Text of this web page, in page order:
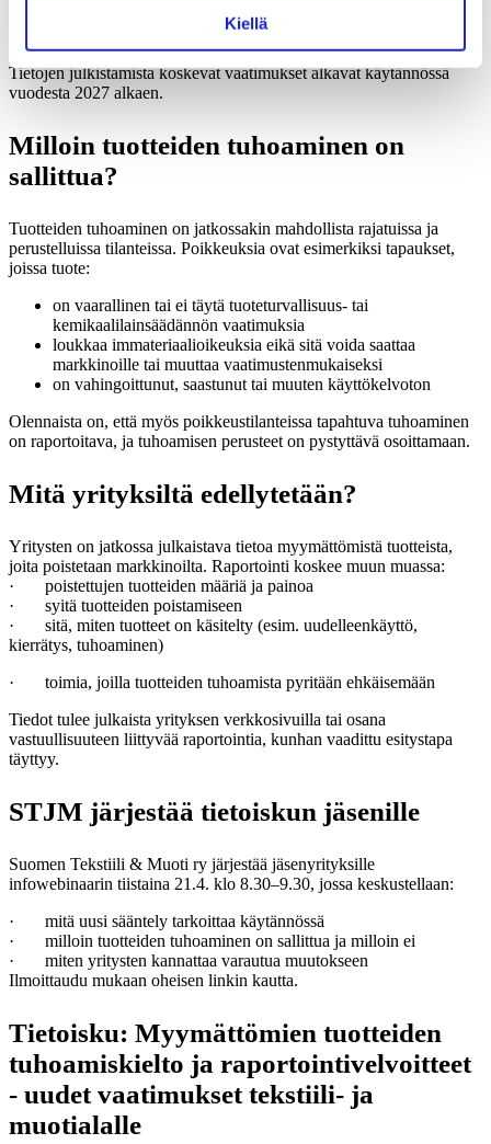
Kiellä
Keskisuuret yritykset: velvoitteet alkavat 19.7.2030
Mikro- ja pienyritykset: rajattu velvoitteiden ulkopuolelle
Tietojen julkistamista koskevat vaatimukset alkavat käytännössä
vuodesta 2027 alkaen.
Milloin tuotteiden tuhoaminen on
sallittua?
Tuotteiden tuhoaminen on jatkossakin mahdollista rajatuissa ja
perustelluissa tilanteissa. Poikkeuksia ovat esimerkiksi tapaukset,
joissa tuote:
on vaarallinen tai ei täytä tuoteturvallisuus- tai
kemikaalilainsäädännön vaatimuksia
loukkaa immateriaalioikeuksia eikä sitä voida saattaa
markkinoille tai muuttaa vaatimustenmukaiseksi
on vahingoittunut, saastunut tai muuten käyttökelvoton
Olennaista on, että myös poikkeustilanteissa tapahtuva tuhoaminen
on raportoitava, ja tuhoamisen perusteet on pystyttävä osoittamaan.
Mitä yrityksiltä edellytetään?
Yritysten on jatkossa julkaistava tietoa myymättömistä tuotteista,
joita poistetaan markkinoilta. Raportointi koskee muun muassa:
·
poistettujen tuotteiden määriä ja painoa
·
syitä tuotteiden poistamiseen
·
sitä, miten tuotteet on käsitelty (esim. uudelleenkäyttö,
kierrätys, tuhoaminen)
·
toimia, joilla tuotteiden tuhoamista pyritään ehkäisemään
Tiedot tulee julkaista yrityksen verkkosivuilla tai osana
vastuullisuuteen liittyvää raportointia, kunhan vaadittu esitystapa
täyttyy.
STJM järjestää tietoiskun jäsenille
Suomen Tekstiili & Muoti ry järjestää jäsenyrityksille
infowebinaarin tiistaina 21.4. klo 8.30–9.30, jossa keskustellaan:
·
mitä uusi sääntely tarkoittaa käytännössä
·
milloin tuotteiden tuhoaminen on sallittua ja milloin ei
·
miten yritysten kannattaa varautua muutokseen
Ilmoittaudu mukaan oheisen linkin kautta.
Tietoisku: Myymättömien tuotteiden
tuhoamiskielto ja raportointivelvoitteet
- uudet vaatimukset tekstiili- ja
muotialalle